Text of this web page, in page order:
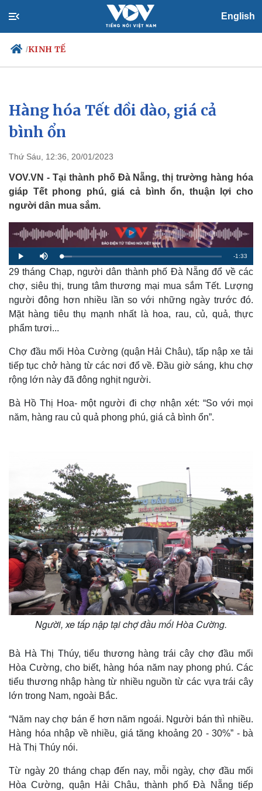
English
/KINH TẾ
Chính trị
Đảng
Tổ chức nhân sự
Nhận diện sự thật
Xã hội
Việc làm
Biển đảo
Hàng hóa Tết dồi dào, giá cả
bình ổn
Thứ Sáu, 12:36, 20/01/2023
VOV.VN - Tại thành phố Đà Nẵng, thị trường hàng hóa
giáp Tết phong phú, giá cả bình ổn, thuận lợi cho
người dân mua sắm.
P
l
a
y
M
u
t
e
L
o
a
d
e
d
6
.
5
5
R
e
-1:33
29 tháng Chạp, người dân thành phố Đà Nẵng đổ về các
chợ, siêu thị, trung tâm thương mại mua sắm Tết. Lượng
người đông hơn nhiều lần so với những ngày trước đó.
Mặt hàng tiêu thụ mạnh nhất là hoa, rau, củ, quả, thực
phẩm tươi...
Chợ đầu mối Hòa Cường (quận Hải Châu), tấp nập xe tải
tiếp tục chở hàng từ các nơi đổ về. Đầu giờ sáng, khu chợ
rộng lớn này đã đông nghịt người.
Bà Hồ Thị Hoa- một người đi chợ nhận xét: “So với mọi
năm, hàng rau củ quả phong phú, giá cả bình ổn”.
Người, xe tấp nập tại chợ đầu mối Hòa Cường.
Bà Hà Thị Thúy, tiểu thương hàng trái cây chợ đầu mối
Hòa Cường, cho biết, hàng hóa năm nay phong phú. Các
tiểu thương nhập hàng từ nhiều nguồn từ các vựa trái cây
lớn trong Nam, ngoài Bắc.
“Năm nay chợ bán ế hơn năm ngoái. Người bán thì nhiều.
Hàng hóa nhập về nhiều, giá tăng khoảng 20 - 30%” - bà
Hà Thị Thúy nói.
Từ ngày 20 tháng chạp đến nay, mỗi ngày, chợ đầu mối
Hòa Cường, quận Hải Châu, thành phố Đà Nẵng tiếp